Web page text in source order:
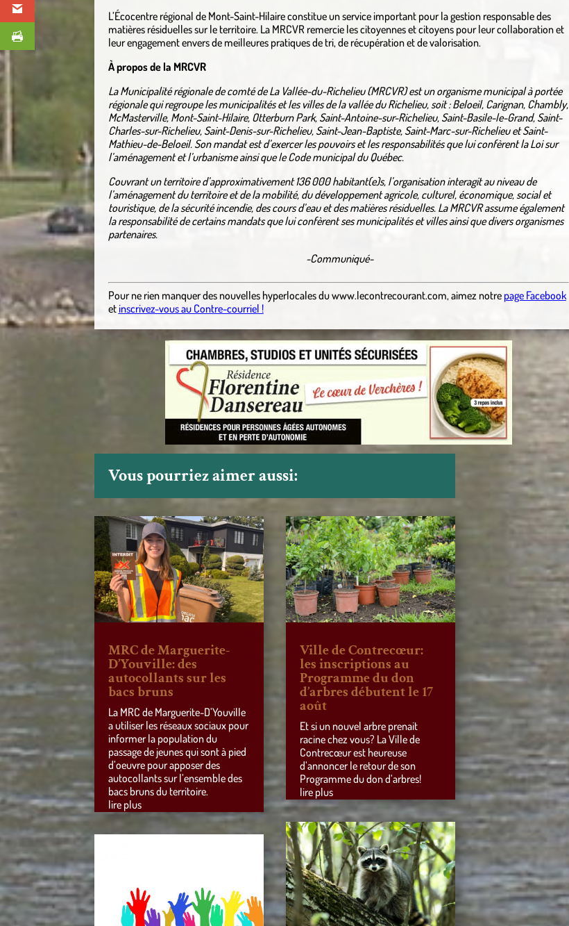
L’Écocentre régional de Mont-Saint-Hilaire constitue un service important pour la gestion responsable des
matières résiduelles sur le territoire. La MRCVR remercie les citoyennes et citoyens pour leur collaboration et
leur engagement envers de meilleures pratiques de tri, de récupération et de valorisation.
À propos de la MRCVR
La Municipalité régionale de comté de La Vallée-du-Richelieu (MRCVR) est un organisme municipal à portée
régionale qui regroupe les municipalités et les villes de la vallée du Richelieu, soit : Beloeil, Carignan, Chambly,
McMasterville, Mont-Saint-Hilaire, Otterburn Park, Saint-Antoine-sur-Richelieu, Saint-Basile-le-Grand, Saint-
Charles-sur-Richelieu, Saint-Denis-sur-Richelieu, Saint-Jean-Baptiste, Saint-Marc-sur-Richelieu et Saint-
Mathieu-de-Beloeil. Son mandat est d’exercer les pouvoirs et les responsabilités que lui confèrent la Loi sur
l’aménagement et l’urbanisme ainsi que le Code municipal du Québec.
Couvrant un territoire d’approximativement 136 000 habitant(e)s, l’organisation interagit au niveau de
l’aménagement du territoire et de la mobilité, du développement agricole, culturel, économique, social et
touristique, de la sécurité incendie, des cours d’eau et des matières résiduelles. La MRCVR assume également
la responsabilité de certains mandats que lui confèrent ses municipalités et villes ainsi que divers organismes
partenaires.
-Communiqué-
Pour ne rien manquer des nouvelles hyperlocalesduwww.lecontrecourant.com,aimez notre page Facebook
etinscrivez-vous au Contre-courriel !
Vous pourriez aimer aussi:
MRC de Marguerite-
D’Youville: des
autocollants sur les
bacs bruns
La MRC de Marguerite-D’Youville
a utiliser les réseaux sociaux pour
informer la population du
passage de jeunes qui sont à pied
d’oeuvre pour apposer des
autocollants sur l’ensemble des
bacs bruns du territoire.
lire plus
Ville de Contrecœur:
les inscriptions au
Programme du don
d’arbres débutent le 17
août
Et si un nouvel arbre prenait
racine chez vous? La Ville de
Contrecœur est heureuse
d’annoncer le retour de son
Programme du don d’arbres!
lire plus